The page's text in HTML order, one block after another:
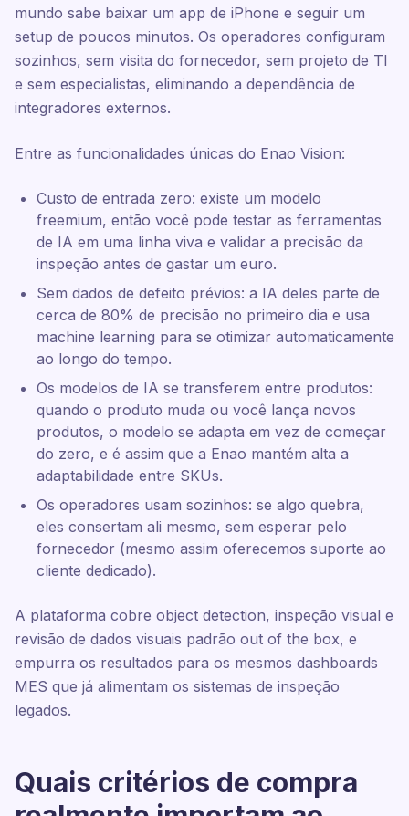
mundo sabe baixar um app de iPhone e seguir um
setup de poucos minutos. Os operadores configuram
sozinhos, sem visita do fornecedor, sem projeto de TI
e sem especialistas, eliminando a dependência de
integradores externos.
Entre as funcionalidades únicas do Enao Vision:
Custo de entrada zero: existe um modelo
freemium, então você pode testar as ferramentas
de IA em uma linha viva e validar a precisão da
inspeção antes de gastar um euro.
Sem dados de defeito prévios: a IA deles parte de
cerca de 80% de precisão no primeiro dia e usa
machine learning para se otimizar automaticamente
ao longo do tempo.
Os modelos de IA se transferem entre produtos:
quando o produto muda ou você lança novos
produtos, o modelo se adapta em vez de começar
do zero, e é assim que a Enao mantém alta a
adaptabilidade entre SKUs.
Os operadores usam sozinhos: se algo quebra,
eles consertam ali mesmo, sem esperar pelo
fornecedor (mesmo assim oferecemos suporte ao
cliente dedicado).
A plataforma cobre object detection, inspeção visual e
revisão de dados visuais padrão out of the box, e
empurra os resultados para os mesmos dashboards
MES que já alimentam os sistemas de inspeção
legados.
Quais critérios de compra